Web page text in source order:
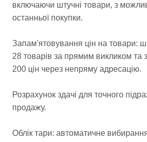
включаючи штучні товари, з
останньої покупки.
Запам'ятовування цін на товари:
28 товарів за прямим викликом та
200 цін через непряму адресацію.
Розрахунок здачі для точного
продажу.
Облік тари: автоматичне